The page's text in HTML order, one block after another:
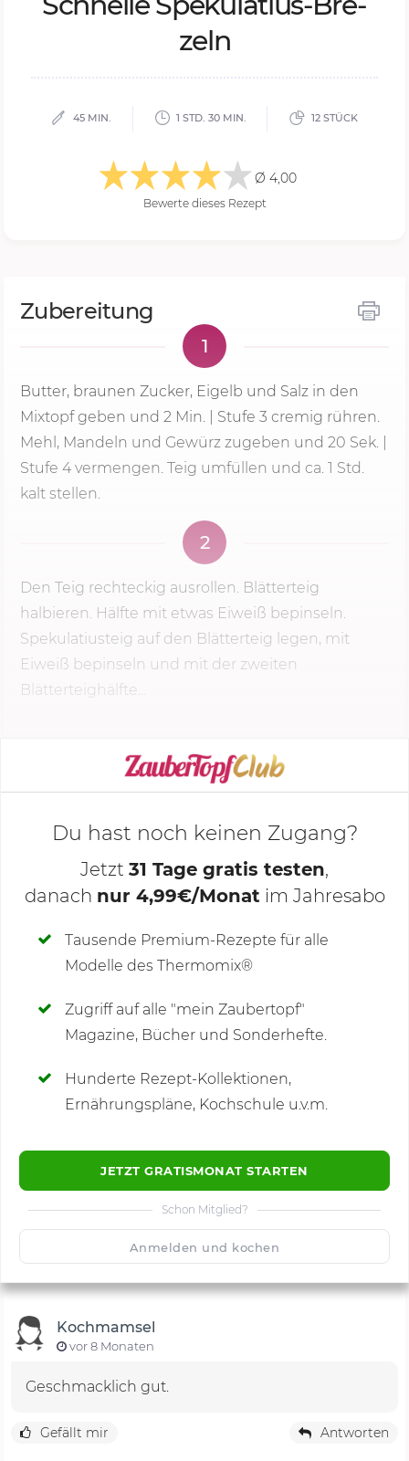
zeln
45 MIN. 1 STD. 30 MIN. 12 STÜCK
Ø 4,00
Bewerte dieses Rezept
Zubereitung
1
Butter, braunen Zucker, Eigelb und Salz in den
Mixtopf geben und 2 Min. Stufe 3 cremig rühren.
Mehl, Mandeln und Gewürz zugeben und 20 Sek.
Stufe 4 vermengen. Teig umfüllen und ca. 1 Std.
kalt stellen.
2
Den Teig rechteckig ausrollen. Blätterteig
halbieren. Hälfte mit etwas Eiweiß bepinseln.
Spekulatiusteig auf den Blätterteig legen, mit
Eiweiß bepinseln und mit der zweiten
Blätterteighälfte...
KOCHMODUS STARTEN
Deine Notizen
Du hast noch keinen Zugang?
Jetzt 31 Tage gratis testen,
danach nur 4,99€/Monat im Jahresabo
Tausende Premium-Rezepte für alle
Modelle des Thermomix®
Zugriff auf alle "mein Zaubertopf"
Magazine, Bücher und Sonderhefte.
Hunderte Rezept-Kollektionen,
Ernährungspläne, Kochschule u.v.m.
JETZT GRATISMONAT STARTEN
Schon Mitglied?
Anmelden und kochen
Kommentare(1)
🙂 Speichern
Kochmamsel
vor 8 Monaten
Geschmacklich gut.
Gefällt mir Antworten